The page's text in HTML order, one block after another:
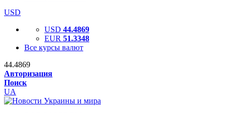
USD
USD 44.4869
EUR 51.3348
Все курсы валют
44.4869
Авторизация
Поиск
UA